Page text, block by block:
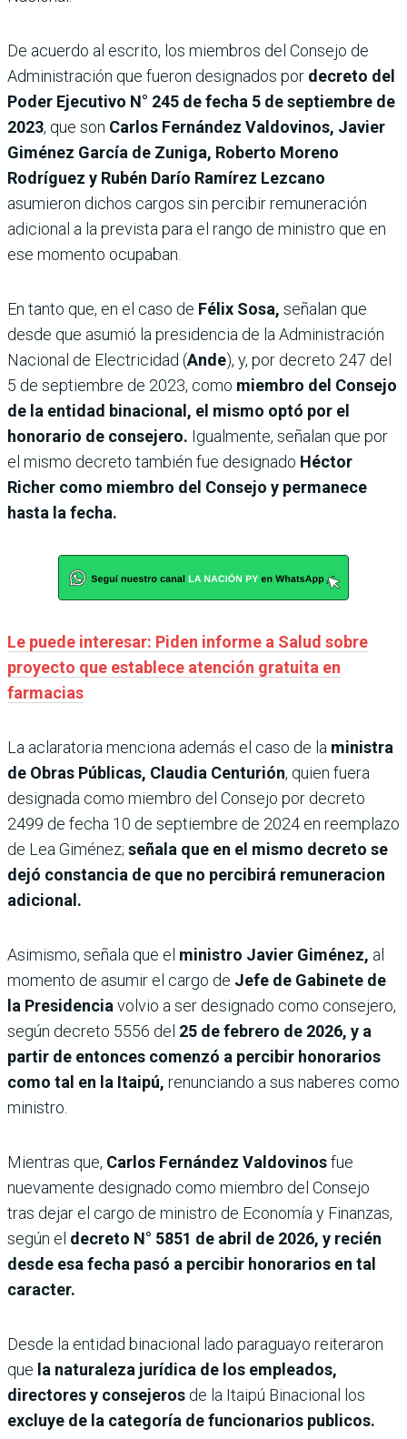
De acuerdo al escrito, los miembros del Consejo de
Administración que fueron designados por decreto del
Poder Ejecutivo N° 245 de fecha 5 de septiembre de
2023, que son Carlos Fernández Valdovinos, Javier
Giménez García de Zuniga, Roberto Moreno
Rodríguez y Rubén Darío Ramírez Lezcano
asumieron dichos cargos sin percibir remuneración
adicional a la prevista para el rango de ministro que en
ese momento ocupaban.
En tanto que, en el caso de Félix Sosa, señalan que
desde que asumió la presidencia de la Administración
Nacional de Electricidad (Ande), y, por decreto 247 del
5 de septiembre de 2023, como miembro del Consejo
de la entidad binacional, el mismo optó por el
honorario de consejero. Igualmente, señalan que por
el mismo decreto también fue designado Héctor
Richer como miembro del Consejo y permanece
hasta la fecha.
Le puede interesar: Piden informe a Salud sobre
proyecto que establece atención gratuita en
farmacias
La aclaratoria menciona además el caso de la ministra
de Obras Públicas, Claudia Centurión, quien fuera
designada como miembro del Consejo por decreto
2499 de fecha 10 de septiembre de 2024 en reemplazo
de Lea Giménez; señala que en el mismo decreto se
dejó constancia de que no percibirá remuneracion
adicional.
Asimismo, señala que el ministro Javier Giménez, al
momento de asumir el cargo de Jefe de Gabinete de
la Presidenciavolvio a ser designado como consejero,
según decreto 5556 del 25 de febrero de 2026, y a
partir de entonces comenzó a percibir honorarios
como tal en la Itaipú, renunciando a sus naberes como
ministro.
Mientras que, Carlos Fernández Valdovinosfue
nuevamente designado como miembro del Consejo
tras dejar el cargo de ministro de Economía y Finanzas,
según el decreto N° 5851 de abril de 2026, y recién
desde esa fecha pasó a percibir honorarios en tal
caracter.
Desde la entidad binacional lado paraguayo reiteraron
que la naturaleza jurídica de los empleados,
directores y consejeros de la Itaipú Binacional los
excluye de la categoría de funcionarios publicos.